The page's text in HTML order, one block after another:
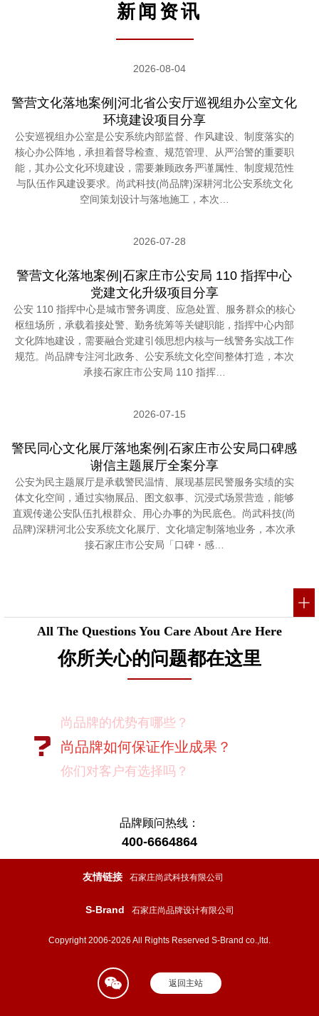
新闻资讯
2026-08-04
警营文化落地案例|河北省公安厅巡视组办公室文化
环境建设项目分享
公安巡视组办公室是公安系统内部监督、作风建设、制度落实的
核心办公阵地，承担着督导检查、规范管理、从严治警的重要职
能，其办公文化环境建设，需要兼顾政务严谨属性、制度规范性
与队伍作风建设要求。尚武科技(尚品牌)深耕河北公安系统文化
空间策划设计与落地施工，本次…
2026-07-28
警营文化落地案例|石家庄市公安局 110 指挥中心
党建文化升级项目分享
公安 110 指挥中心是城市警务调度、应急处置、服务群众的核心
枢纽场所，承载着接处警、勤务统筹等关键职能，指挥中心内部
文化阵地建设，需要融合党建引领思想内核与一线警务实战工作
规范。尚品牌专注河北政务、公安系统文化空间整体打造，本次
承接石家庄市公安局 110 指挥…
2026-07-15
警民同心文化展厅落地案例|石家庄市公安局口碑感
谢信主题展厅全案分享
公安为民主题展厅是承载警民温情、展现基层民警服务实绩的实
体文化空间，通过实物展品、图文叙事、沉浸式场景营造，能够
直观传递公安队伍扎根群众、用心办事的为民底色。尚武科技(尚
品牌)深耕河北公安系统文化展厅、文化墙定制落地业务，本次承
接石家庄市公安局「口碑・感…
All The Questions You Care About Are Here
你所关心的问题都在这里
尚品牌的优势有哪些？
尚品牌如何保证作业成果？
你们对客户有选择吗？
有没有案例资料？
项目启动之前您需要给我们提供什么资
料？
怎样保证项目进度按时完成？
设计过程中双方怎样进行沟通？
如果在设计的过程中出现问题怎么处
品牌顾问热线：
400-6664864
友情链接 石家庄尚武科技有限公司
S-Brand 石家庄尚品牌设计有限公司
Copyright 2006-2026 All Rights Reserved S-Brand co.,ltd.
返回主站